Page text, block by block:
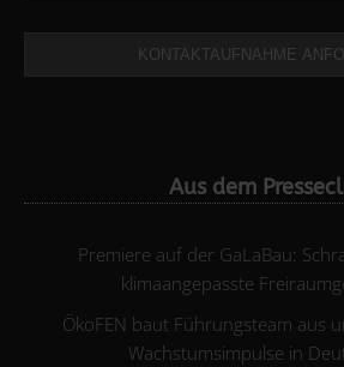
KONTAKTAUFNAHME
Aus dem
Premiere auf der GaLaBau:
klimaangepasste
ÖkoFEN baut Führungsteam aus
Wachstumsimpulse in